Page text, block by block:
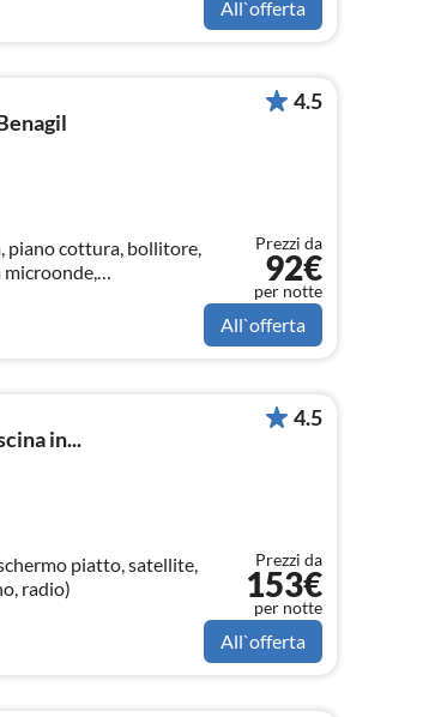
All`offerta
piano cottura, bollitore,
4.5
Prezzi da
92€
per notte
All`offerta
in...
piatto, satellite,
radio)
4.5
Prezzi da
153€
per notte
All`offerta